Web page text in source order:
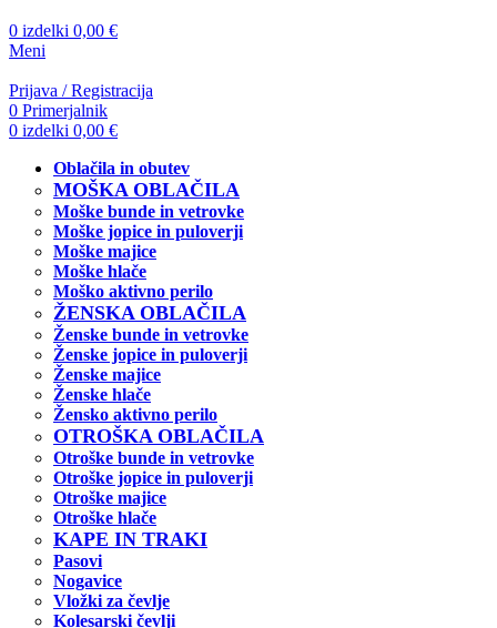
0 izdelki 0,00 €
Meni
Prijava / Registracija
0 Primerjalnik
0 izdelki 0,00 €
Oblačila in obutev
MOŠKA OBLAČILA
Moške bunde in vetrovke
Moške jopice in puloverji
Moške majice
Moške hlače
Moško aktivno perilo
ŽENSKA OBLAČILA
Ženske bunde in vetrovke
Ženske jopice in puloverji
Ženske majice
Ženske hlače
Žensko aktivno perilo
OTROŠKA OBLAČILA
Otroške bunde in vetrovke
Otroške jopice in puloverji
Otroške majice
Otroške hlače
KAPE IN TRAKI
Pasovi
Nogavice
Vložki za čevlje
Kolesarski čevlji